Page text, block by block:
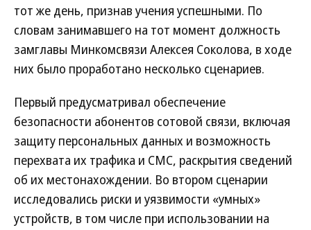
тот же день, признав учения успешными. По
словам занимавшего на тот момент должность
замглавы Минкомсвязи Алексея Соколова, в ходе
них было проработано несколько сценариев.
Первый предусматривал обеспечение
безопасности абонентов сотовой связи, включая
защиту персональных данных и возможность
перехвата их трафика и СМС, раскрытия сведений
об их местонахождении. Во втором сценарии
исследовались риски и уязвимости «умных»
устройств, в том числе при использовании на